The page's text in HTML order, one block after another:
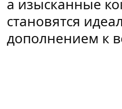
а изысканные
становятся
дополнением к